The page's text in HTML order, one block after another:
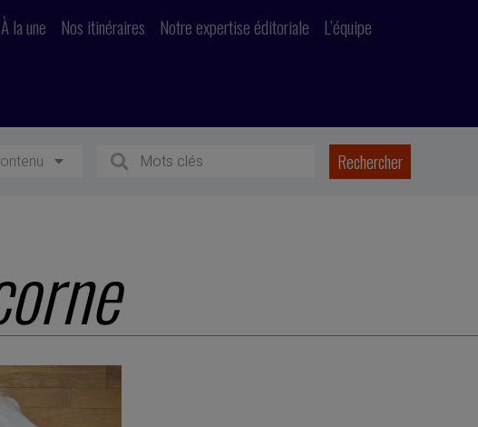
À la une Nos itinéraires Notre expertise éditoriale L’équipe